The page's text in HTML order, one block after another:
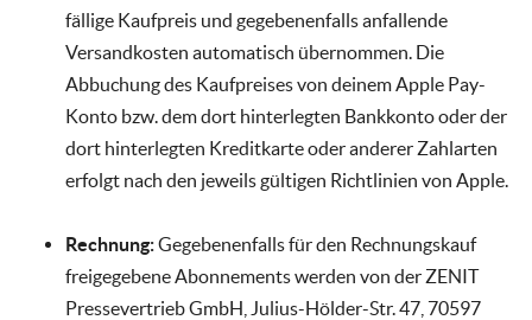
fällige Kaufpreis und gegebenenfalls anfallende
Versandkosten automatisch übernommen. Die
Abbuchung des Kaufpreises von deinem Apple Pay-
Konto bzw. dem dort hinterlegten Bankkonto oder der
dort hinterlegten Kreditkarte oder anderer Zahlarten
erfolgt nach den jeweils gültigen Richtlinien von Apple.
Rechnung:Gegebenenfalls für den Rechnungskauf
freigegebene Abonnements werden von der ZENIT
Pressevertrieb GmbH, Julius-Hölder-Str. 47, 70597